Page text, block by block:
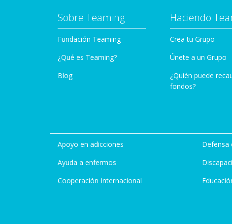
Sobre Teaming
Fundación Teaming
¿Qué es Teaming?
Blog
Haciendo
Crea tu Grupo
Únete a un Grupo
¿Quién puede
fondos?
Apoyo en adicciones
Ayuda a enfermos
Cooperación Internacional
Defensa